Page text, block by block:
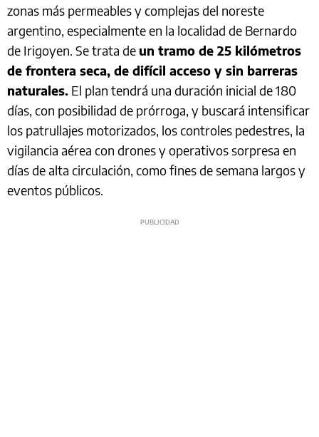
zonas más permeables y complejas del noreste
argentino, especialmente en la localidad de Bernardo
de Irigoyen. Se trata de un tramo de 25 kilómetros
de frontera seca, de difícil acceso y sin barreras
naturales. El plan tendrá una duración inicial de 180
días, con posibilidad de prórroga, y buscará intensificar
los patrullajes motorizados, los controles pedestres, la
vigilancia aérea con drones y operativos sorpresa en
días de alta circulación, como fines de semana largos y
eventos públicos.